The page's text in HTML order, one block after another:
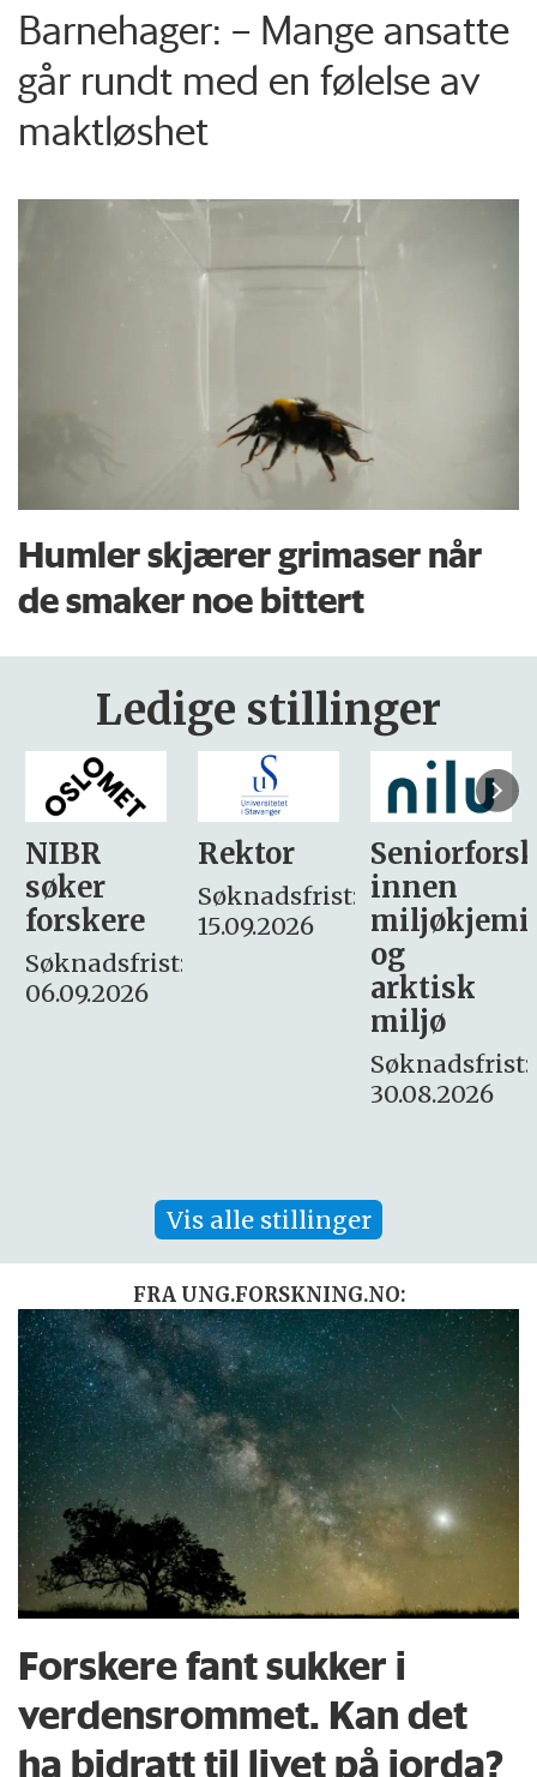
Barnehager: – Mange ansatte
går rundt med en følelse av
maktløshet
Humler skjærer grimaser når
de smaker noe bittert
Ledige stillinger
Rektor
Søknadsfrist:
15.09.2026
Seniorforsker
innen
miljøkjemi
søker
– fast
Søknadsfrist:
16. august.
Vis alle stillinger
FRA UNG.FORSKNING.NO:
Forskere fant sukker i
verdensrommet. Kan det
ha bidratt til livet på jorda?